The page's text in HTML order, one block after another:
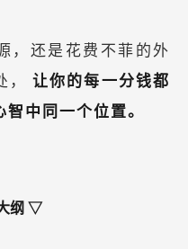
，还是花费不菲的外
， 让你的每一分钱都
中同一个位置。
纲 ▽